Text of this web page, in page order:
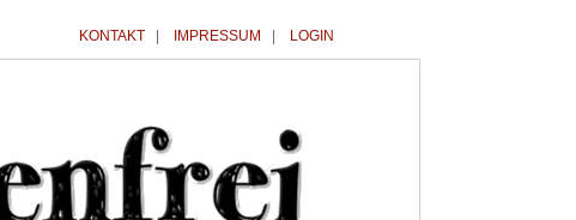
KONTAKT IMPRESSUM LOGIN